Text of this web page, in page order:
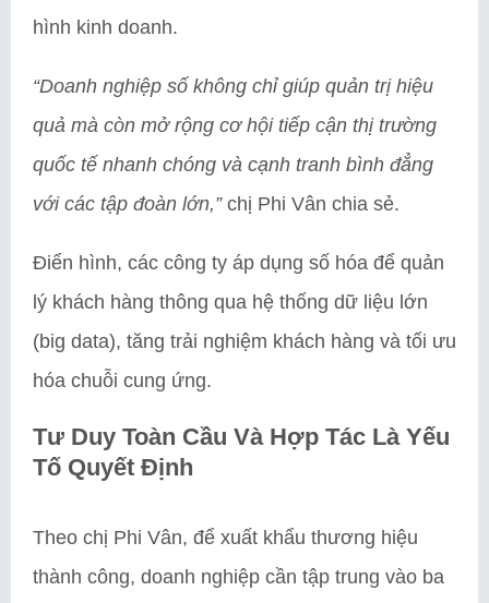
hình kinh doanh.
“Doanh nghiệp số không chỉ giúp quản trị hiệu
quả mà còn mở rộng cơ hội tiếp cận thị trường
quốc tế nhanh chóng và cạnh tranh bình đẳng
với các tập đoàn lớn,”chị Phi Vân chia sẻ.
Điển hình, các công ty áp dụng số hóa để quản
lý khách hàng thông qua hệ thống dữ liệu lớn
(big data), tăng trải nghiệm khách hàng và tối ưu
hóa chuỗi cung ứng.
Tư Duy Toàn Cầu Và Hợp Tác Là Yếu
Tố Quyết Định
Theo chị Phi Vân, để xuất khẩu thương hiệu
thành công, doanh nghiệp cần tập trung vào ba